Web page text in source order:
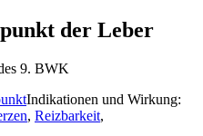
der Leber
9. BWK
Indikationen und Wirkung:
, Reizbarkeit,